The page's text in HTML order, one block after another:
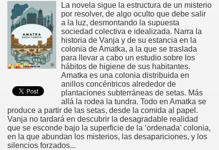
La novela sigue la estructura de un misterio
por resolver, de algo oculto que debe salir
a la luz, desmontando la supuesta
sociedad colectiva e idealizada. Narra la
historia de Vanja y de su estancia en la
colonia de Amatka, a la que se traslada
para llevar a cabo un estudio sobre los
hábitos de higiene de sus habitantes.
Amatka es una colonia distribuida en
anillos concéntricos alrededor de
plantaciones subterráneas de setas. Más
allá la rodea la tundra. Todo en Amatka se
produce a partir de las setas, desde la comida al papel.
Vanja no tardará en descubrir la desagradable realidad
que se esconde bajo la superficie de la ‘ordenada’ colonia,
en la que abundan los misterios, las desapariciones, y los
silencios forzados...